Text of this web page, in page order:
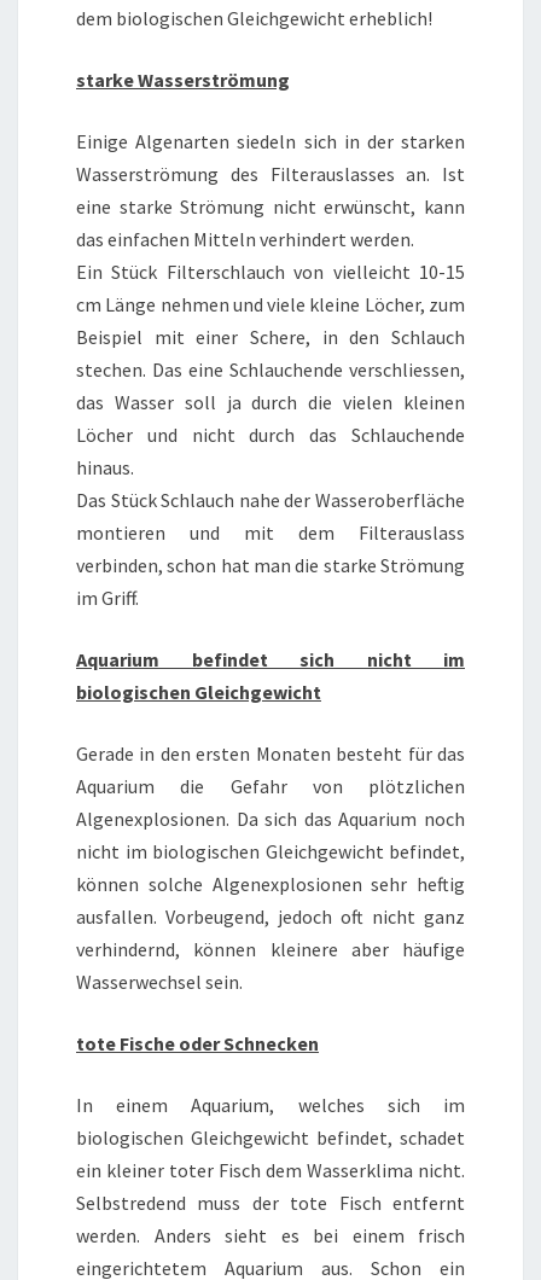
dem biologischen Gleichgewicht erheblich!
starke Wasserströmung
Einige Algenarten siedeln sich in der starken
Wasserströmung des Filterauslasses an. Ist
eine starke Strömung nicht erwünscht, kann
das einfachen Mitteln verhindert werden.
Ein Stück Filterschlauch von vielleicht 10-15
cm Länge nehmen und viele kleine Löcher, zum
Beispiel mit einer Schere, in den Schlauch
stechen. Das eine Schlauchende verschliessen,
das Wasser soll ja durch die vielen kleinen
Löcher und nicht durch das Schlauchende
hinaus.
Das Stück Schlauch nahe der Wasseroberfläche
montieren und mit dem Filterauslass
verbinden, schon hat man die starke Strömung
im Griff.
Aquarium befindet sich nicht im
biologischen Gleichgewicht
Gerade in den ersten Monaten besteht für das
Aquarium die Gefahr von plötzlichen
Algenexplosionen. Da sich das Aquarium noch
nicht im biologischen Gleichgewicht befindet,
können solche Algenexplosionen sehr heftig
ausfallen. Vorbeugend, jedoch oft nicht ganz
verhindernd, können kleinere aber häufige
Wasserwechsel sein.
tote Fische oder Schnecken
In einem Aquarium, welches sich im
biologischen Gleichgewicht befindet, schadet
ein kleiner toter Fisch dem Wasserklima nicht.
Selbstredend muss der tote Fisch entfernt
werden. Anders sieht es bei einem frisch
eingerichtetem Aquarium aus. Schon ein